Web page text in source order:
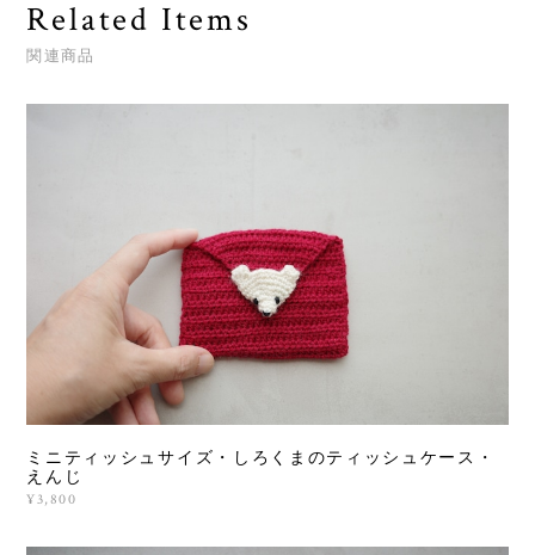
Related Items
関連商品
ミニティッシュサイズ・しろくまのティッシュケース・
えんじ
¥3,800